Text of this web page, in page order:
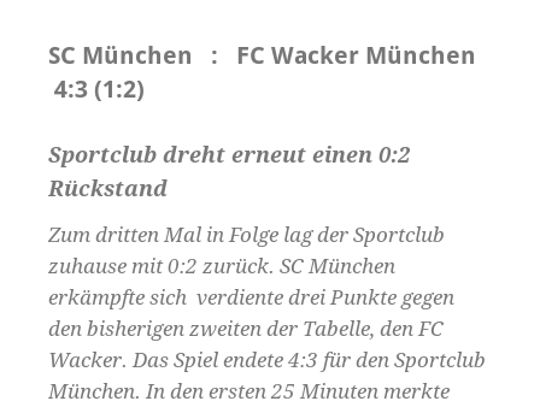
SC München : FC Wacker München
4:3 (1:2)
Sportclub dreht erneut einen 0:2
Rückstand
Zum dritten Mal in Folge lag der Sportclub
zuhause mit 0:2 zurück. SC München
erkämpfte sich verdiente drei Punkte gegen
den bisherigen zweiten der Tabelle, den FC
Wacker. Das Spiel endete 4:3 für den Sportclub
München. In den ersten 25 Minuten merkte